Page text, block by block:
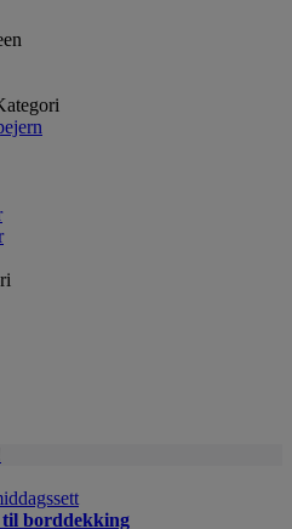
til borddekking